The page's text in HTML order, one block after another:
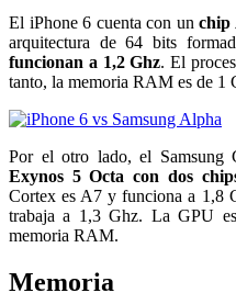
El iPhone 6 cuenta con unchip
arquitectura de 64 bits
funcionan a 1,2 Ghz. El
tanto, la memoria RAM es de 1
Por el otro lado, el Samsung
Exynos 5 Octa con dos
Cortex es A7 y funciona a 1,8
trabaja a 1,3 Ghz. La GPU
memoria RAM.
Memoria